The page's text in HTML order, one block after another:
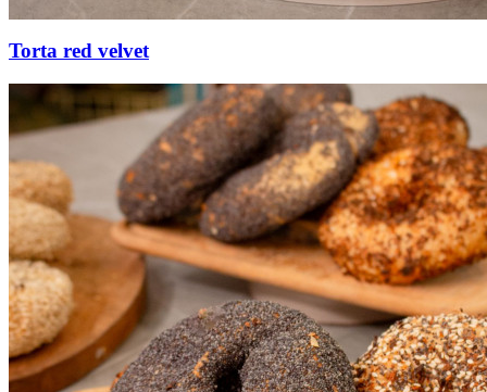
Torta red velvet